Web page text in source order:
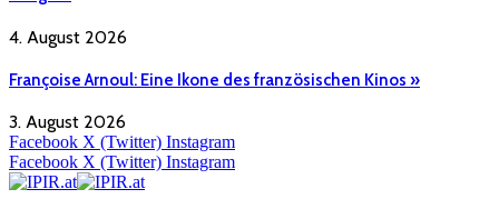
4. August 2026
Françoise Arnoul: Eine Ikone des französischen Kinos »
3. August 2026
Facebook X (Twitter) Instagram
Facebook X (Twitter) Instagram